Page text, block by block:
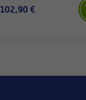
102,90 €